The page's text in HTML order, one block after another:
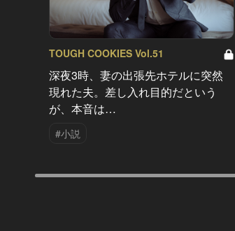
TOUGH COOKIES Vol.51
深夜3時、妻の出張先ホテルに突然
現れた夫。差し入れ目的だという
が、本音は…
#小説